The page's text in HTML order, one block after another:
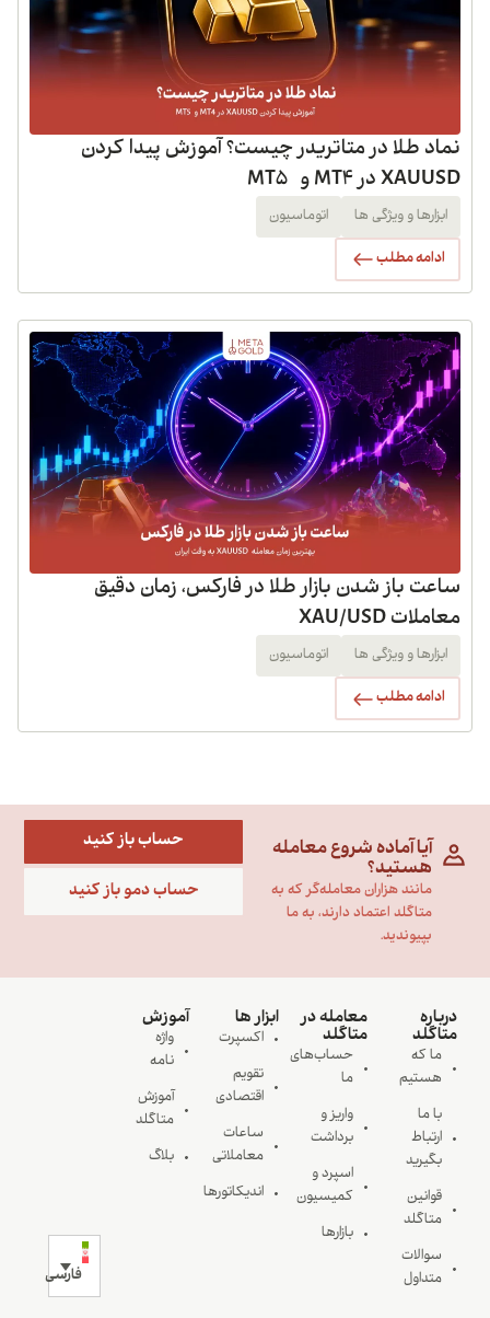
نماد طلا در متاتریدر چیست؟ آموزش پیدا کردن
XAUUSD در MT4 و MT5
ابزارها و ویژگی ها اتوماسیون
ادامه مطلب
ساعت باز شدن بازار طلا در فارکس، زمان دقیق
معاملات XAU/USD
ابزارها و ویژگی ها اتوماسیون
ادامه مطلب
آیا آماده شروع معامله
هستید؟
مانند هزاران معامله‌گر که به
متاگلد اعتماد دارند، به ما
بپیوندید.
حساب باز کنید
حساب دمو باز کنید
درباره
متاگلد
ما که
هستیم
با ما
ارتباط
بگیرید
قوانین
متاگلد
سوالات
متداول
معامله در
متاگلد
حساب‌های
ما
واریز و
برداشت
اسپرد و
کمیسیون
بازارها
ابزار ها
اکسپرت
تقویم
اقتصادی
ساعات
معاملاتی
اندیکاتورها
آموزش
واژه
نامه
آموزش
متاگلد
بلاگ
فارسی